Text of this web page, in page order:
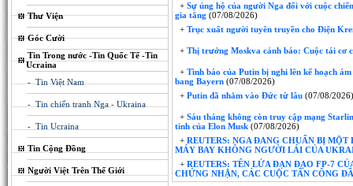
Thư Viện
Góc Cười
Tin Trong nước -Tin Quốc Tế -Tin
Ucraina
- Tin Việt Nam
- Tin chiến tranh Nga - Ukraina
- Tin Ucraina
Tin Cộng Đồng
Người Việt Trên Thế Giới
+ Sự ủng hộ của người Nga đối với cuộc
gia tăng (07/08/2026)
+ Trục xuất người tuyên truyền cho Điện
+ Thị trưởng Moskva cảnh báo: Cuộc tái cơ
+ Tình báo của Putin bị nghi lên kế hoạch
bang Bayern (07/08/2026)
+ Putin đã nhắm vào Đức từ lâu (07/08/
+ Sáu tháng không còn truy cập mạng
tinh của Elon Musk (07/08/2026)
+ REUTERS: NGA ĐANG CHUẨN BỊ
MÁY BAY KHÔNG NGƯỜI LÁI CỦA
+ REUTERS: TÊN LỬA ĐẠN ĐẠO FP-7
CHỨNG NHẬN, CÁC CUỘC TẤN CÔNG